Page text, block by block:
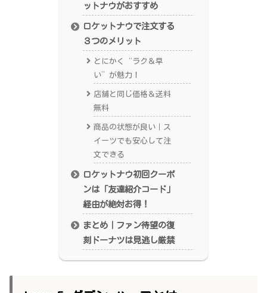
ットナウがおすすめ
ロケットナウで注文する
３つのメリット
とにかく“ラク＆早
い”が魅力！
店舗と同じ価格＆送料
無料
商品の状態が良い｜ス
イーツでも安心して注
文できる
ロケットナウ初回クーポ
ンは「友達紹介コード」
経由が絶対お得！
まとめ｜ファン待望の復
刻ドーナツは見逃し厳禁